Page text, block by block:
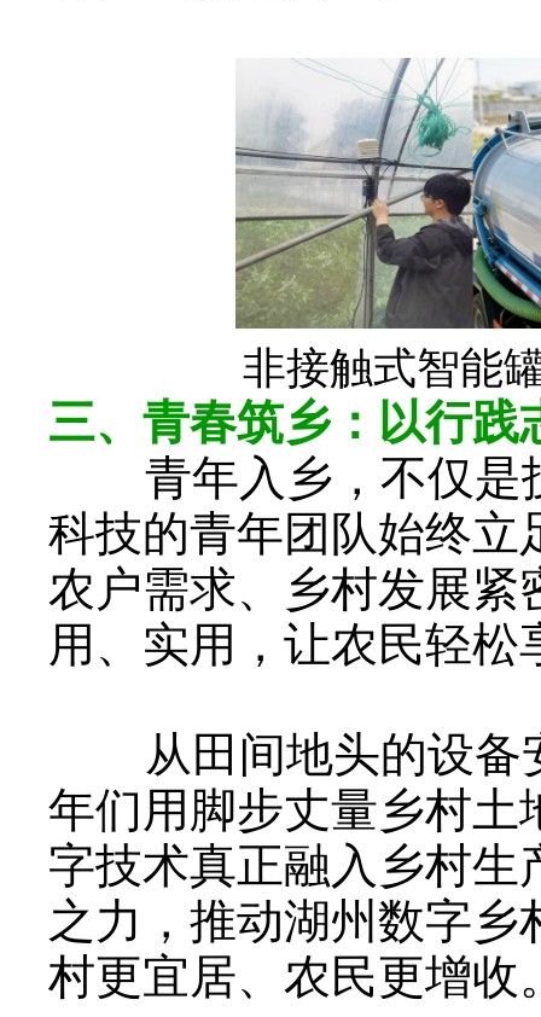
非接触式智能
三、青春筑乡：以行践
青年入乡，不仅是
科技的青年团队始终立
农户需求、乡村发展紧
用、实用，让农民轻松
从田间地头的设备
年们用脚步丈量乡村土
字技术真正融入乡村生
之力，推动湖州数字
村更宜居、农民更增收